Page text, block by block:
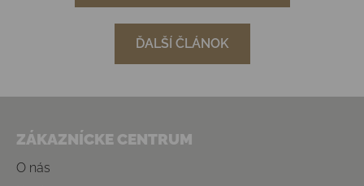
ĎALŠÍ ČLÁNOK
ZÁKAZNÍCKE CENTRUM
O nás